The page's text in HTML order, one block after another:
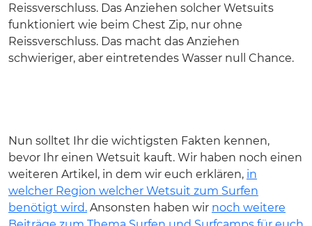
Reissverschluss. Das Anziehen solcher Wetsuits
funktioniert wie beim Chest Zip, nur ohne
Reissverschluss. Das macht das Anziehen
schwieriger, aber eintretendes Wasser null Chance.
Nun solltet Ihr die wichtigsten Fakten kennen,
bevor Ihr einen Wetsuit kauft. Wir haben noch einen
weiteren Artikel, in dem wir euch erklären, in
welcher Region welcher Wetsuit zum Surfen
benötigt wird. Ansonsten haben wir noch weitere